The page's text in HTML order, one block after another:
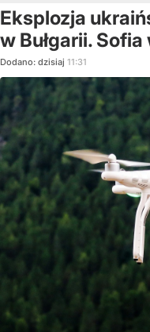
Eksplozja
w Bułgarii.
Dodano: dzisiaj 11:31